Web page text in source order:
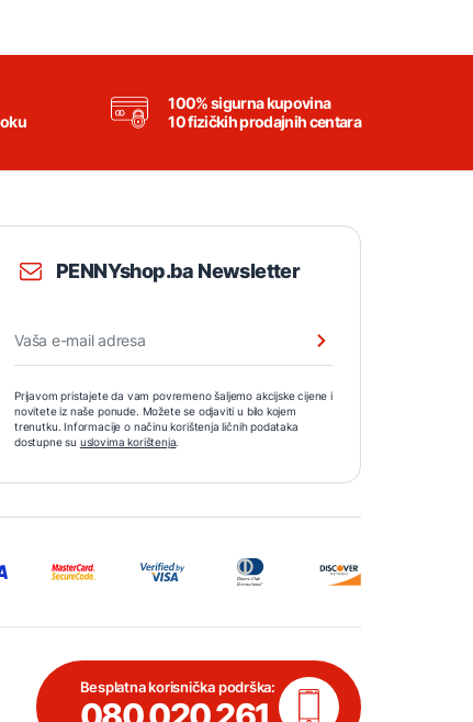
100% sigurna kupovina
10 fizičkih prodajnih centara
PENNYshop.ba Newsletter
Prijavom pristajete da vam povremeno šaljemo akcijske cijene i
novitete iz naše ponude. Možete se odjaviti u bilo kojem
trenutku. Informacije o načinu korištenja ličnih podataka
dostupne su uslovima korištenja.
Besplatna korisnička podrška: